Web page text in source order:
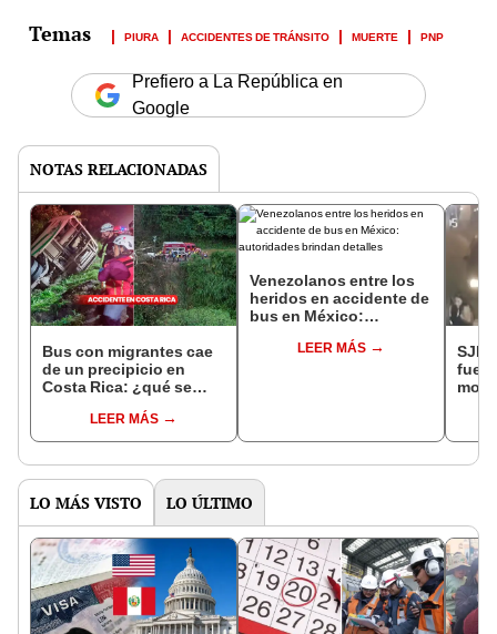
PIURA ACCIDENTES DE TRÁNSITO MUERTE PNP
Prefiero a La República en
Google
NOTAS RELACIONADAS
Bus con migrantes cae
de un precipicio en
Costa Rica: ¿qué se
venezolanos heridos?
LEER MÁS
Venezolanos entre los
heridos en accidente de
bus en México:
detallesLEER MÁS
LO MÁS VISTO LO ÚLTIMO